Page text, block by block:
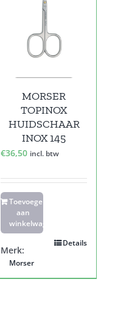
MORSER
TOPINOX
HUIDSCHAAR
INOX 145
€36,50 incl. btw
Toevoegen
aan
winkelwagen
Details
Merk:
Morser